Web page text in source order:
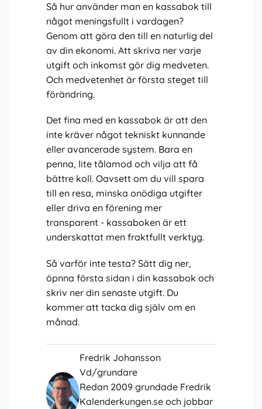
Så hur använder man en kassabok till
något meningsfullt i vardagen?
Genom att göra den till en naturlig del
av din ekonomi. Att skriva ner varje
utgift och inkomst gör dig medveten.
Och medvetenhet är första steget till
förändring.
Det fina med en kassabok är att den
inte kräver något tekniskt kunnande
eller avancerade system. Bara en
penna, lite tålamod och vilja att få
bättre koll. Oavsett om du vill spara
till en resa, minska onödiga utgifter
eller driva en förening mer
transparent - kassaboken är ett
underskattat men fraktfullt verktyg.
Så varför inte testa? Sätt dig ner,
öpnna första sidan i din kassabok och
skriv ner din senaste utgift. Du
kommer att tacka dig själv om en
månad.
Fredrik Johansson
Vd/grundare
Redan 2009 grundade Fredrik
Kalenderkungen.se och jobbar